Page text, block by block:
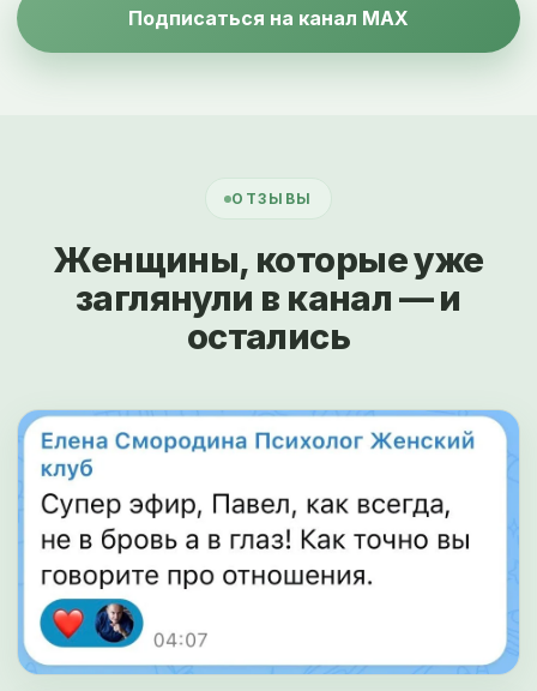
Подписаться на канал MAX
ОТЗЫВЫ
Женщины, которые уже
заглянули в канал — и
остались